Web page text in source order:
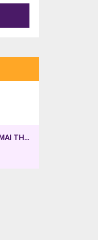
CÔNG TY TNHH THƯƠNG MẠI SAO MAI THÔNG BÁO TUYỂN DỤNG CÔNG NHÂN MAY, CHƯA CÓ TAY NGHỀ SẼ ĐƯỢC ĐÀO TẠO.